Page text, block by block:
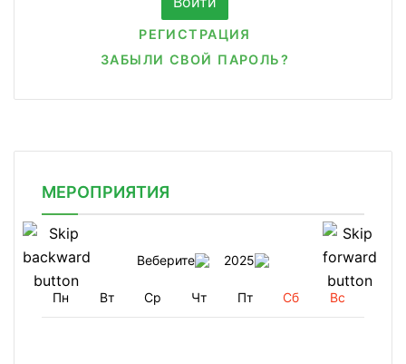
РЕГИСТРАЦИЯ
ЗАБЫЛИ СВОЙ ПАРОЛЬ?
МЕРОПРИЯТИЯ
Веберите 2025
Пн Вт Ср Чт Пт Сб Вс